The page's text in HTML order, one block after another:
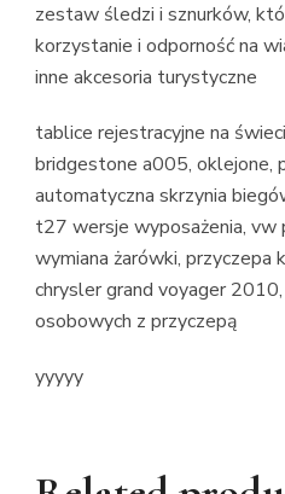
zestaw śledzi i sznurków,
korzystanie i odporność na
inne akcesoria turystyczne
tablice rejestracyjne na
bridgestone a005, oklejone,
automatyczna skrzynia
t27 wersje wyposażenia,
wymiana żarówki, przyczepa
chrysler grand voyager
osobowych z przyczepą
yyyyy